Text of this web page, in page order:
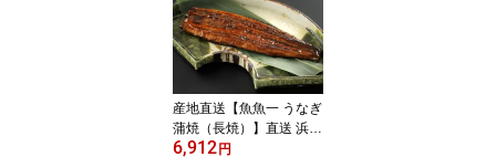
プ 食べ比べ ご飯 備蓄 送
料無料 )
産地直送【魚魚一 うなぎ
蒲焼（長焼）】直送 浜松
国産 うなぎ 土用の丑の
6,912円